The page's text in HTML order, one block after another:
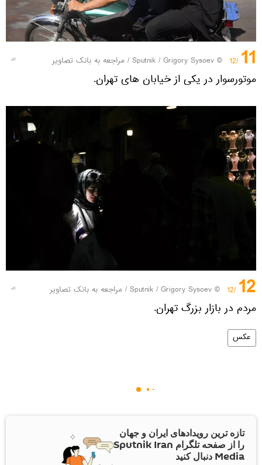
11
/12
© Sputnik / Grigory Sysoev
/ مراجعه به بانک تصاویر
موتورسوار در یکی از خیابان های تهران.
12
/12
© Sputnik / Grigory Sysoev
/ مراجعه به بانک تصاویر
مردم در بازار بزرگ تهران.
عکس
تازه ترین رویدادهای ایران و جهان
را از صفحه تلگرام Sputnik Iran
Media دنبال کنید